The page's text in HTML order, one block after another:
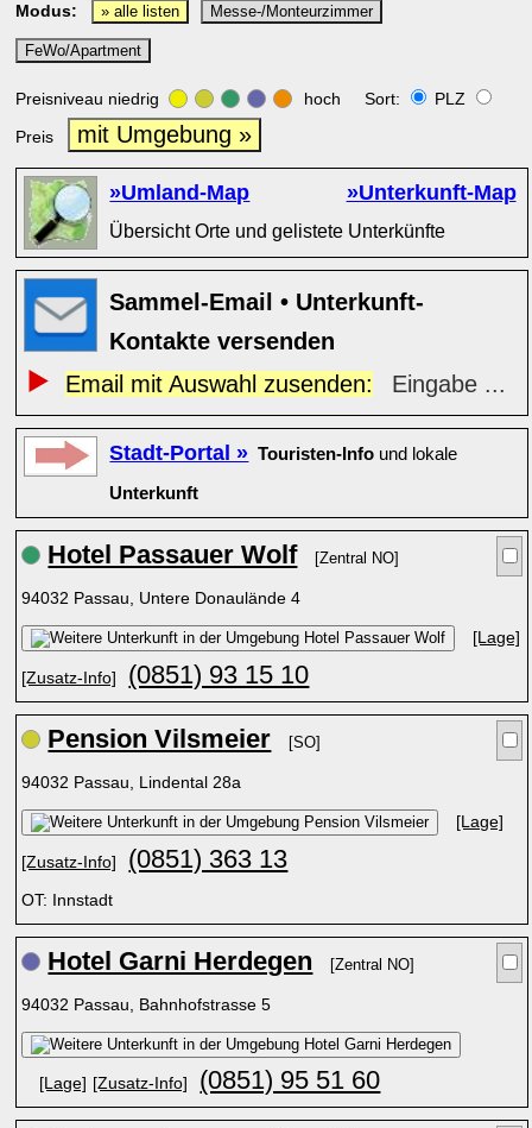
Modus: » alle listen Messe-/Monteurzimmer
FeWo/Apartment
Preisniveau niedrig hoch Sort:
PLZ
Preis
mit Umgebung »
»Umland-Map »Unterkunft-Map
Übersicht Orte und gelistete Unterkünfte
Sammel-Email • Unterkunft-
Kontakte versenden
Email mit Auswahl zusenden:
Eingabe ...
Stadt-Portal » Touristen-Info und lokale
Unterkunft
Hotel Passauer Wolf [Zentral NO]
94032 Passau, Untere Donaulände 4
[Lage]
[Zusatz-Info] (0851) 93 15 10
Pension Vilsmeier [SO]
94032 Passau, Lindental 28a
[Lage]
[Zusatz-Info] (0851) 363 13
OT: Innstadt
Hotel Garni Herdegen [Zentral NO]
94032 Passau, Bahnhofstrasse 5
[Lage] [Zusatz-Info] (0851) 95 51 60